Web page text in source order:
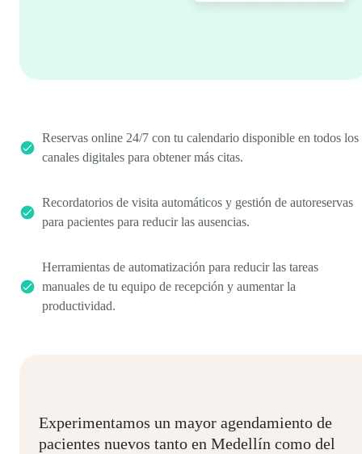
Reservas online 24/7 con tu calendario disponible en todos los
canales digitales para obtener más citas.
Recordatorios de visita automáticos y gestión de autoreservas
para pacientes para reducir las ausencias.
Herramientas de automatización para reducir las tareas
manuales de tu equipo de recepción y aumentar la
productividad.
Experimentamos un mayor agendamiento de
pacientes nuevos tanto en Medellín como del